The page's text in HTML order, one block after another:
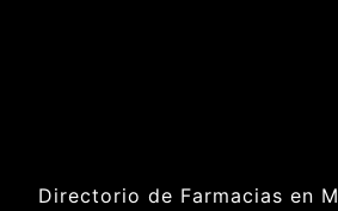
Directorio de Farmacias en